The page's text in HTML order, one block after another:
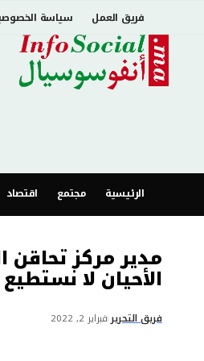
فريق العمل سياسة
الرئيسية مجتمع اقتصاد
الأحيان لا
فريق التحرير فبراير 2, 2022